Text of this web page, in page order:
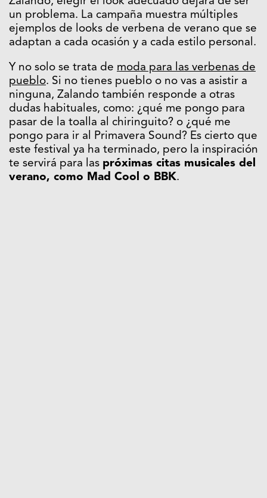
un problema. La campaña muestra múltiples
ejemplos de looks de verbena de verano que se
adaptan a cada ocasión y a cada estilo personal.
Y no solo se trata de moda para las verbenas de
pueblo. Si no tienes pueblo o no vas a asistir a
ninguna, Zalando también responde a otras
dudas habituales, como: ¿qué me pongo para
pasar de la toalla al chiringuito? o ¿qué me
pongo para ir al Primavera Sound? Es cierto que
este festival ya ha terminado, pero la inspiración
te servirá para las próximas citas musicales del
verano, como Mad Cool o BBK.